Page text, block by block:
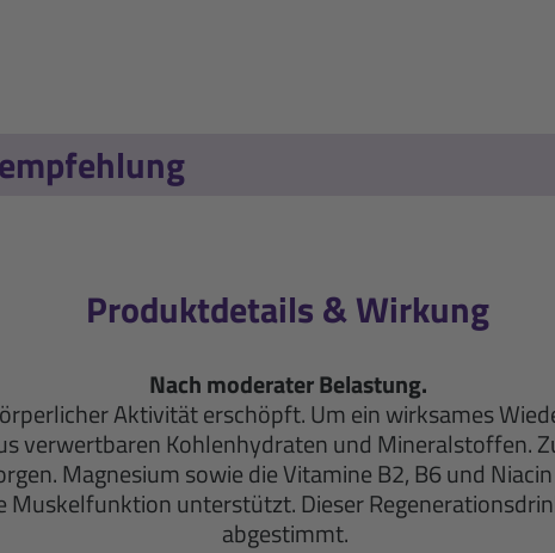
Produktdetails & Wirkung
Nach moderater Belastung.
Aktivität erschöpft. Um ein wirksames
verwertbaren Kohlenhydraten und Mineralstoffen.
Magnesium sowie die Vitamine B2, B6 und
Muskelfunktion unterstützt. Dieser
abgestimmt.